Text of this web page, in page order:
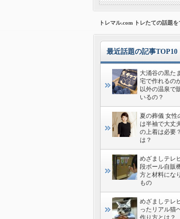
トレマル.com トレたての話題を
最近話題の記事TOP10
大涌谷の黒た
宅で作れるの
以外の温泉で
いるの？
夏の葬儀 女性
は半袖で大丈
の上着は必要
は？
めざましテレ
段ボール自販
方と材料にな
もの
めざましテレ
ったリアル猫
作り方とは？